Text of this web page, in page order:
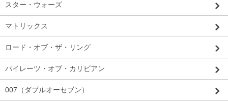
グできました。（商品を）飾ってます。」
スター・ウォーズ
マトリックス
ロード・オブ・ザ・リング
パイレーツ・オブ・カリビアン
007（ダブルオーセブン）